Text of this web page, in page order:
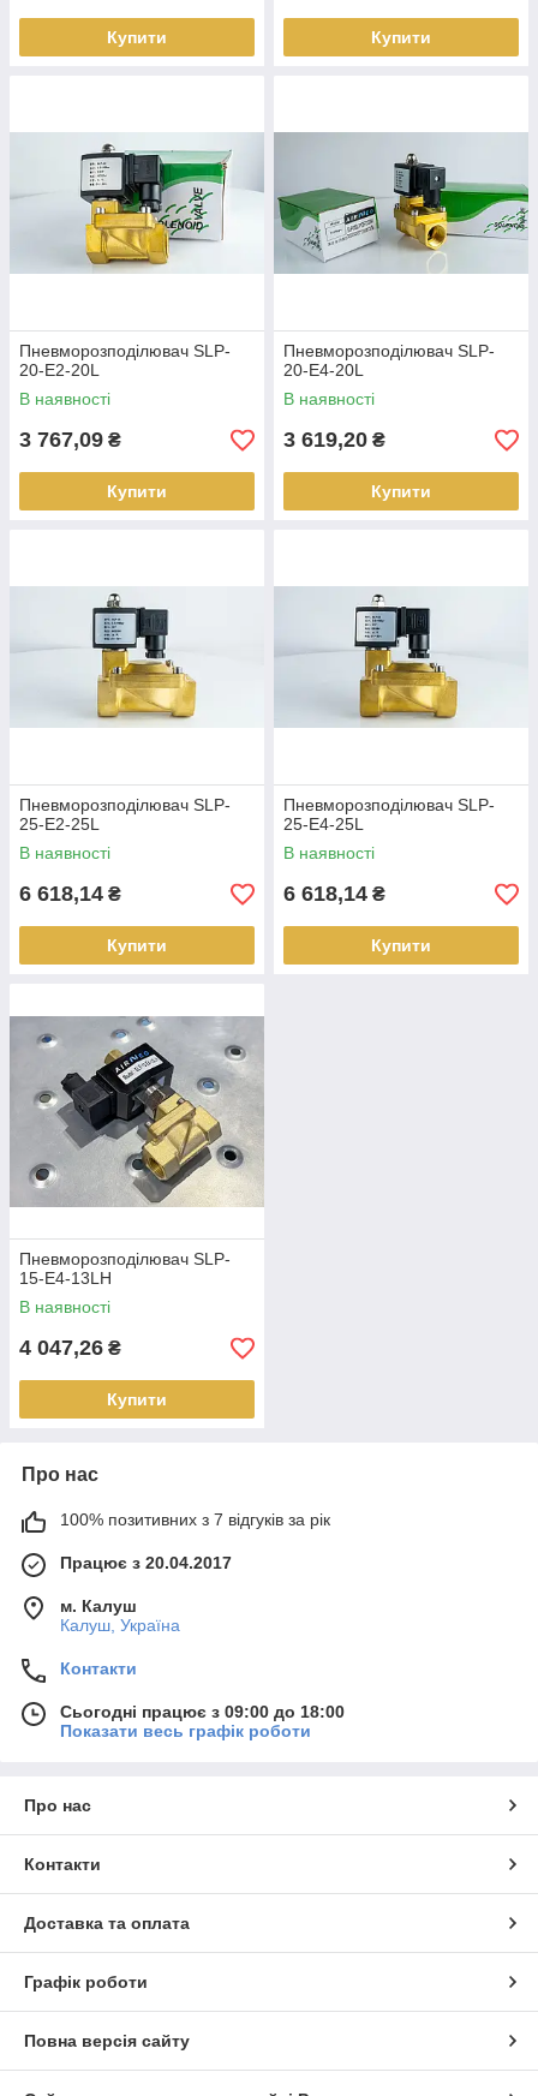
Купити Купити
Пневморозподілювач SLP-
20-E2-20L
В наявності
3 767,09 ₴
Купити
Пневморозподілювач SLP-
20-E4-20L
В наявності
3 619,20 ₴
Купити
Пневморозподілювач SLP-
25-E2-25L
В наявності
6 618,14 ₴
Купити
Пневморозподілювач SLP-
25-E4-25L
В наявності
6 618,14 ₴
Купити
Пневморозподілювач SLP-
15-E4-13LH
В наявності
4 047,26 ₴
Купити
Про нас
100% позитивних з 7 відгуків за рік
Працює з 20.04.2017
м. Калуш
Калуш, Україна
Контакти
Сьогодні працює з 09:00 до 18:00
Показати весь графік роботи
Про нас
Контакти
Доставка та оплата
Графік роботи
Повна версія сайту